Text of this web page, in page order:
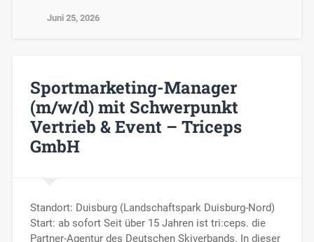
Juni 25, 2026
Sportmarketing-Manager
(m/w/d) mit Schwerpunkt
Vertrieb & Event – Triceps
GmbH
Standort: Duisburg (Landschaftspark Duisburg-Nord)
Start: ab sofort Seit über 15 Jahren ist tri:ceps. die
Partner-Agentur des Deutschen Skiverbands. In dieser